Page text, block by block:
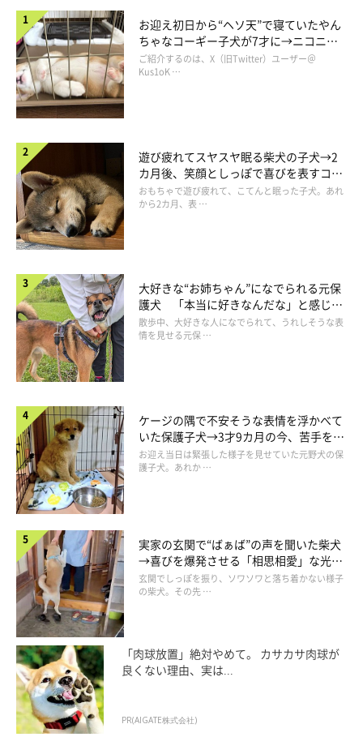
飼い主さんによると、
「今では家族の誰よりもお散歩が大好きに
なった」のだとか！
飼い主さん：
「イヴは、散歩デビューから1週間くらいで散歩に慣れてくれま
で、近所ですれ違うワンちゃんやドッグランで触れ合ったワンち
ゃんたちのおかげかなと思います」
楽しすぎて荒ぶっちゃう？（笑）
@jun_pomeranian
散歩が大好きすぎて、
「ほぼ毎日スタートダッシュを決めてい
る」 というイヴちゃん。飼い主さんが引っ張られるほど、パワフ
ルに成長してくれたそう。
新しい場所に行くと楽しそうにしているイヴちゃんのおかげで、
家族みんなで旅行にもよく行くようになったそうです。
お迎え初日から“ヘソ天”で寝ていたやん
ちゃなコーギー子犬が7才に→ニコニ
コ“コーギースマイル”が魅力のコに成
長！
ご紹介するのは、X（旧Twitter）ユーザー＠
Kus1oK …
遊び疲れてスヤスヤ眠る柴犬の子犬→2
カ月後、笑顔としっぽで喜びを表すコに
成長！
おもちゃで遊び疲れて、こてんと眠った子犬。あれ
から2カ月、表 …
大好きな“お姉ちゃん”になでられる元保
護犬 「本当に好きなんだな」と感じる
表情にほっこり
散歩中、大好きな人になでられて、うれしそうな表
情を見せる元保 …
ケージの隅で不安そうな表情を浮かべて
いた保護子犬→3才9カ月の今、苦手を克
服し頼もしいコに成長！
お迎え当日は緊張した様子を見せていた元野犬の保
護子犬。あれか …
実家の玄関で“ばぁば”の声を聞いた柴犬
→喜びを爆発させる「相思相愛」な光景
にほっこり
玄関でしっぽを振り、ソワソワと落ち着かない様子
の柴犬。その先 …
「肉球放置」絶対やめて。 カサカサ肉球が
良くない理由、実は...
PR(AIGATE株式会社)